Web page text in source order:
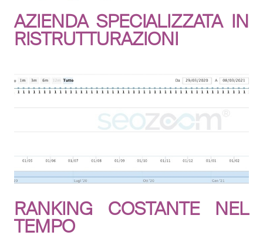
AZIENDA SPECIALIZZATA IN
RISTRUTTURAZIONI
RANKING COSTANTE NEL
TEMPO